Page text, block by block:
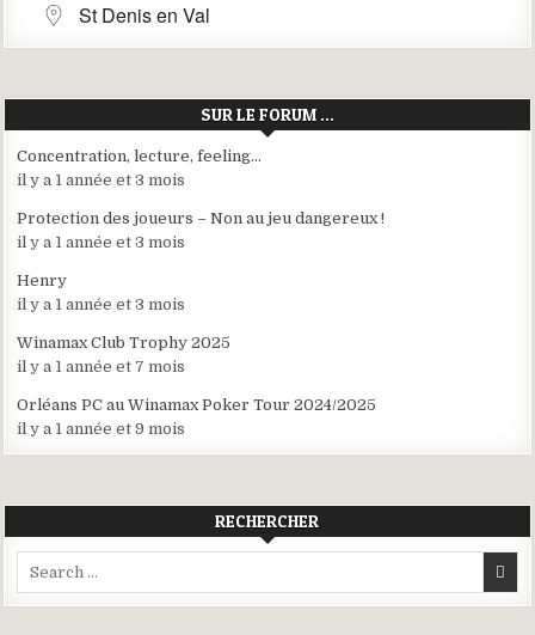
St Denis en Val
SUR LE FORUM …
Concentration, lecture, feeling…
il y a 1 année et 3 mois
Protection des joueurs – Non au jeu dangereux !
il y a 1 année et 3 mois
Henry
il y a 1 année et 3 mois
Winamax Club Trophy 2025
il y a 1 année et 7 mois
Orléans PC au Winamax Poker Tour 2024/2025
il y a 1 année et 9 mois
RECHERCHER